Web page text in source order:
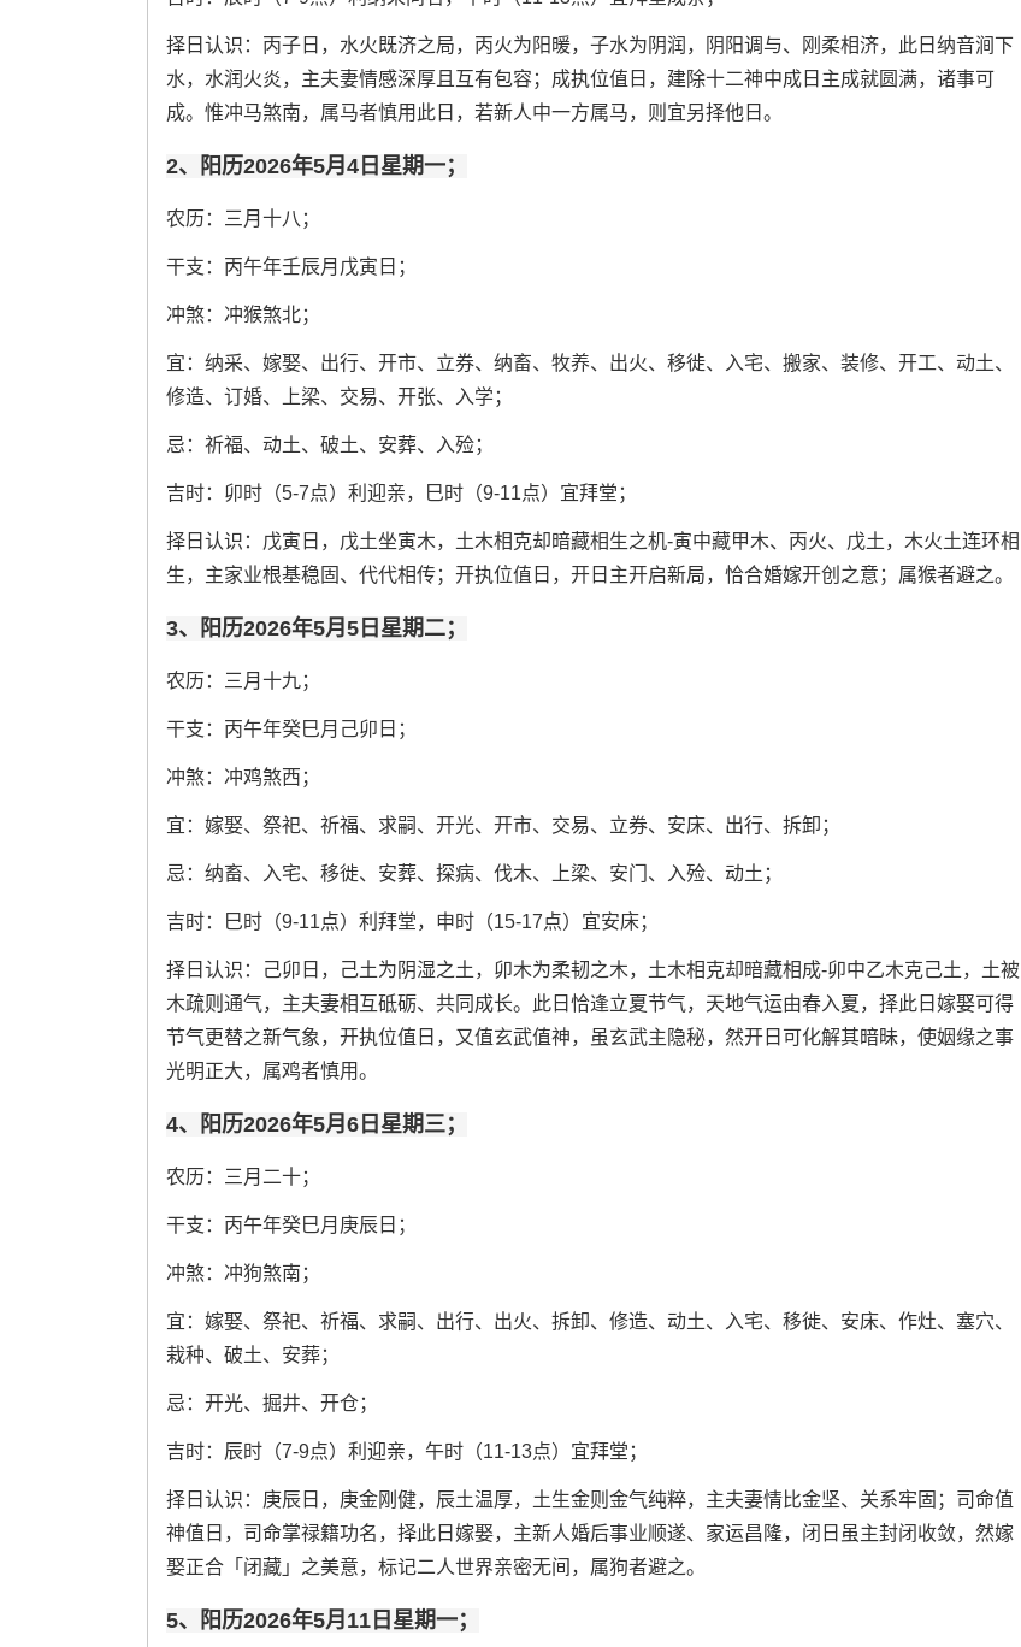
择日认识：丙子日，水火既济之局，丙火为阳暖，子水为阴润，阴阳调与、刚柔相济，此日纳音涧下
水，水润火炎，主夫妻情感深厚且互有包容；成执位值日，建除十二神中成日主成就圆满，诸事可
成。惟冲马煞南，属马者慎用此日，若新人中一方属马，则宜另择他日。
2、阳历2026年5月4日星期一；
农历：三月十八；
干支：丙午年壬辰月戊寅日；
冲煞：冲猴煞北；
宜：纳采、嫁娶、出行、开市、立券、纳畜、牧养、出火、移徙、入宅、搬家、装修、开工、动土、
修造、订婚、上梁、交易、开张、入学；
忌：祈福、动土、破土、安葬、入殓；
吉时：卯时（5-7点）利迎亲，巳时（9-11点）宜拜堂；
择日认识：戊寅日，戊土坐寅木，土木相克却暗藏相生之机-寅中藏甲木、丙火、戊土，木火土连环相
生，主家业根基稳固、代代相传；开执位值日，开日主开启新局，恰合婚嫁开创之意；属猴者避之。
3、阳历2026年5月5日星期二；
农历：三月十九；
干支：丙午年癸巳月己卯日；
冲煞：冲鸡煞西；
宜：嫁娶、祭祀、祈福、求嗣、开光、开市、交易、立券、安床、出行、拆卸；
忌：纳畜、入宅、移徙、安葬、探病、伐木、上梁、安门、入殓、动土；
吉时：巳时（9-11点）利拜堂，申时（15-17点）宜安床；
择日认识：己卯日，己土为阴湿之土，卯木为柔韧之木，土木相克却暗藏相成-卯中乙木克己土，土被
木疏则通气，主夫妻相互砥砺、共同成长。此日恰逢立夏节气，天地气运由春入夏，择此日嫁娶可得
节气更替之新气象，开执位值日，又值玄武值神，虽玄武主隐秘，然开日可化解其暗昧，使姻缘之事
光明正大，属鸡者慎用。
4、阳历2026年5月6日星期三；
农历：三月二十；
干支：丙午年癸巳月庚辰日；
冲煞：冲狗煞南；
宜：嫁娶、祭祀、祈福、求嗣、出行、出火、拆卸、修造、动土、入宅、移徙、安床、作灶、塞穴、
栽种、破土、安葬；
忌：开光、掘井、开仓；
吉时：辰时（7-9点）利迎亲，午时（11-13点）宜拜堂；
择日认识：庚辰日，庚金刚健，辰土温厚，土生金则金气纯粹，主夫妻情比金坚、关系牢固；司命值
神值日，司命掌禄籍功名，择此日嫁娶，主新人婚后事业顺遂、家运昌隆，闭日虽主封闭收敛，然嫁
娶正合「闭藏」之美意，标记二人世界亲密无间，属狗者避之。
5、阳历2026年5月11日星期一；